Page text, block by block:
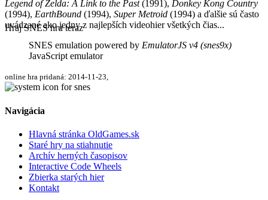
Hraj SNES hru teraz
Legend of Zelda: A Link to the Past(1991), Donkey Kong Country
(1994), EarthBound (1994), Super Metroid (1994) a ďalšie sú často
uvádzané ako jedny z najlepších videohier všetkých čias...
SNES emulation powered by EmulatorJS v4 (snes9x)
JavaScript emulator
online hra pridaná: 2014-11-23,
Navigácia
Hlavná stránka OldGames.sk
Staré hry na stiahnutie
Archív herných časopisov
Interactive Code Wheels
Zbierka starých hier
Kontakt